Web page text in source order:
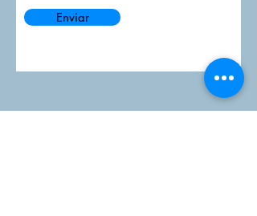
Enviar